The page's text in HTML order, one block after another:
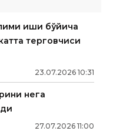
иши бўйича
терговчиси
23.07.2026 10:31
нега
27.07.2026 11:00